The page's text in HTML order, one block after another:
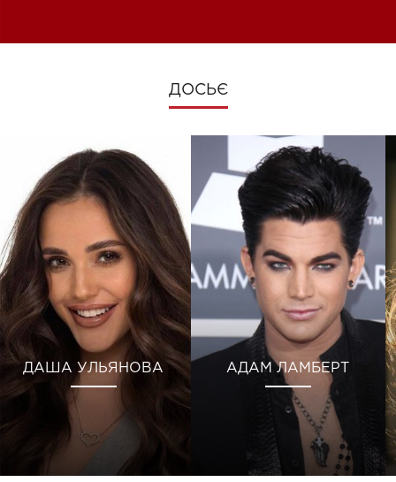
ДОСЬЄ
ДАША УЛЬЯНОВА АДАМ ЛАМБЕРТ